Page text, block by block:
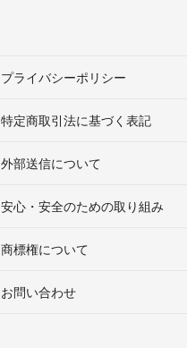
プライバシーポリシー
特定商取引法に基づく表記
外部送信について
安心・安全のための取り組み
商標権について
お問い合わせ